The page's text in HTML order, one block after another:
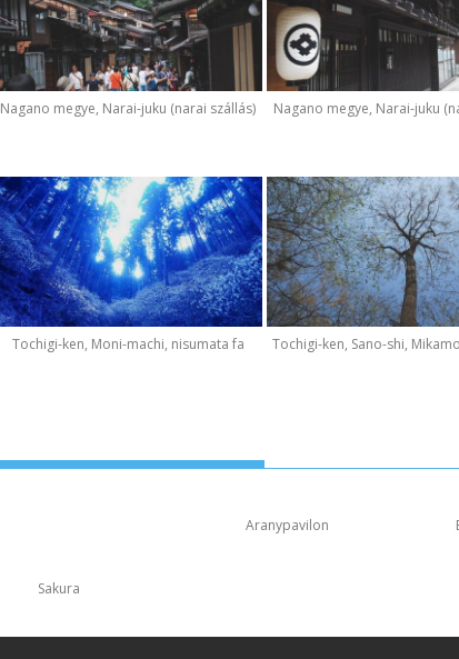
Nagano megye, Narai-juku (narai szállás) Nagano megye, Narai-juku
Tochigi-ken, Moni-machi, nisumata fa Tochigi-ken, Sano-shi,
Aranypavilon
Sakura